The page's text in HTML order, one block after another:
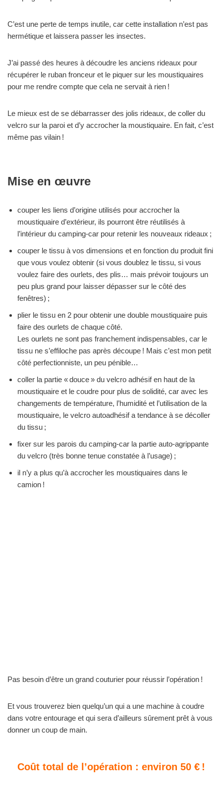
C’est une perte de temps inutile, car cette installation n’est pas
hermétique et laissera passer les insectes.
J’ai passé des heures à découdre les anciens rideaux pour
récupérer le ruban fronceur et le piquer sur les moustiquaires
pour me rendre compte que cela ne servait à rien !
Le mieux est de se débarrasser des jolis rideaux, de coller du
velcro sur la paroi et d’y accrocher la moustiquaire. En fait, c’est
même pas vilain !
Mise en œuvre
couper les liens d’origine utilisés pour accrocher la
moustiquaire d’extérieur, ils pourront être réutilisés à
l’intérieur du camping-car pour retenir les nouveaux rideaux ;
couper le tissu à vos dimensions et en fonction du produit fini
que vous voulez obtenir (si vous doublez le tissu, si vous
voulez faire des ourlets, des plis… mais prévoir toujours un
peu plus grand pour laisser dépasser sur le côté des
fenêtres) ;
plier le tissu en 2 pour obtenir une double moustiquaire puis
faire des ourlets de chaque côté.
Les ourlets ne sont pas franchement indispensables, car le
tissu ne s’effiloche pas après découpe ! Mais c’est mon petit
côté perfectionniste, un peu pénible…
coller la partie « douce » du velcro adhésif en haut de la
moustiquaire et le coudre pour plus de solidité, car avec les
changements de température, l’humidité et l’utilisation de la
moustiquaire, le velcro autoadhésif a tendance à se décoller
du tissu ;
fixer sur les parois du camping-car la partie auto-agrippante
du velcro (très bonne tenue constatée à l’usage) ;
il n’y a plus qu’à accrocher les moustiquaires dans le
camion !
Pas besoin d’être un grand couturier pour réussir l’opération !
Et vous trouverez bien quelqu’un qui a une machine à coudre
dans votre entourage et qui sera d’ailleurs sûrement prêt à vous
donner un coup de main.
Coût total de l’opération : environ 50 € !